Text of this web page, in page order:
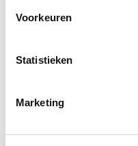
Voorkeuren
Statistieken
Marketing